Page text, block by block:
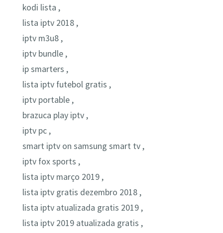
kodi lista ,
lista iptv 2018 ,
iptv m3u8 ,
iptv bundle ,
ip smarters ,
lista iptv futebol gratis ,
iptv portable ,
brazuca play iptv ,
iptv pc ,
smart iptv on samsung smart tv ,
iptv fox sports ,
lista iptv março 2019 ,
lista iptv gratis dezembro 2018 ,
lista iptv atualizada gratis 2019 ,
lista iptv 2019 atualizada gratis ,